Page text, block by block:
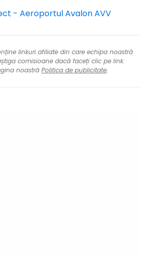
- Aeroportul Avalon AVV
linkuri afiliate din care echipa noastră
comisioane dacă faceți clic pe link.
noastră Politica de publicitate.